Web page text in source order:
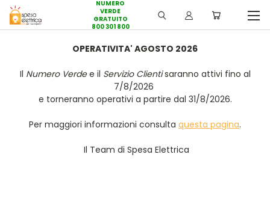
NUMERO
VERDE
GRATUITO
800 301 800
OPERATIVITA' AGOSTO 2026
Il Numero Verdee il Servizio Clientisaranno attivi fino al
7/8/2026
e torneranno operativi a partire dal 31/8/2026.
Per maggiori informazioni consulta questa pagina.
Il Team di Spesa Elettrica